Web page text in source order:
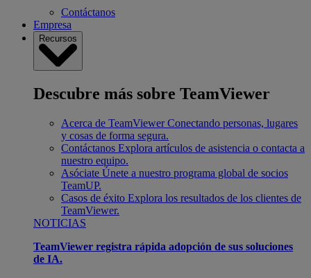
Contáctanos
Empresa
Recursos
Descubre más sobre TeamViewer
Acerca de TeamViewer Conectando personas, lugares
y cosas de forma segura.
Contáctanos Explora artículos de asistencia o contacta a
nuestro equipo.
Asóciate Únete a nuestro programa global de socios
TeamUP.
Casos de éxito Explora los resultados de los clientes de
TeamViewer.
NOTICIAS
TeamViewer registra rápida adopción de sus soluciones
de IA.